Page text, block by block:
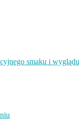
smaku i wyglądu